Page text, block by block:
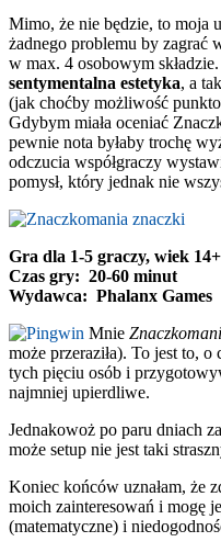
Mimo, że nie będzie, to moja
żadnego problemu by zagrać
w max. 4 osobowym
sentymentalna estetyka, a
(jak choćby możliwość
Gdybym miała oceniać
pewnie nota byłaby trochę
odczucia współgraczy
pomysł, który jednak nie
Gra dla 1-5 graczy, wiek 14+
Czas gry: 20-60 minut
Wydawca: Phalanx Games
Mnie
może przeraziła). To jest to, o
tych pięciu osób i
najmniej upierdliwe.
Jednakowoż po paru dniach
może setup nie jest taki
Koniec końców uznałam, że
moich zainteresowań i mogę
(matematyczne) i